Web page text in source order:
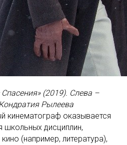
(2019). Слева –
Рылеева
кинематограф оказывается
школьных дисциплин,
(например, литература),